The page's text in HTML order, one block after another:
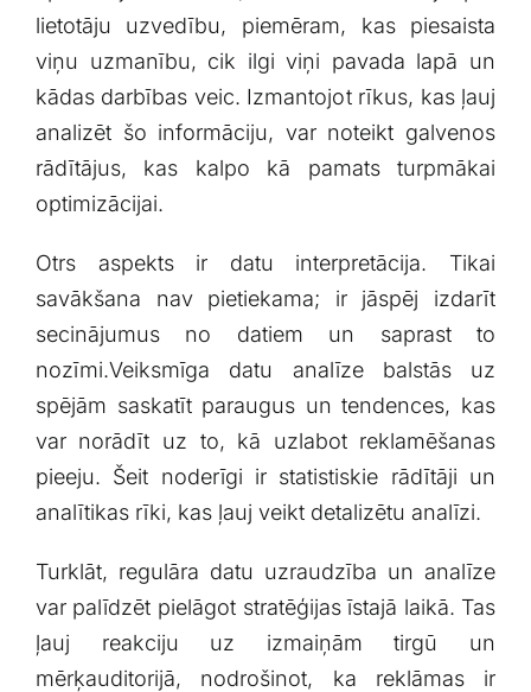
lietotāju uzvedību, ⁣piemēram, kas piesaista
viņu uzmanību, ‍cik ilgi viņi pavada lapā ‌un
kādas darbības veic.​ Izmantojot ​rīkus, kas ļauj
analizēt‍ šo informāciju, var noteikt‍ galvenos
rādītājus, kas‌ kalpo kā pamats turpmākai
optimizācijai.
Otrs‍ aspekts ir ⁣datu interpretācija. ⁣Tikai
savākšana ​nav pietiekama; ir jāspēj izdarīt‌
secinājumus ⁤no ⁤datiem un⁤ saprast to
‌nozīmi.Veiksmīga​ datu analīze balstās uz⁣
spējām ‌saskatīt paraugus un tendences, kas
var norādīt uz to, kā uzlabot reklamēšanas
⁤pieeju. Šeit noderīgi ir statistiskie rādītāji ⁢un⁣
analītikas⁣ rīki, kas ļauj⁤ veikt⁤ detalizētu analīzi.
Turklāt, ‍regulāra datu uzraudzība un ⁣analīze‌
var palīdzēt pielāgot stratēģijas īstajā‍ laikā. Tas
ļauj ⁢reakciju uz izmaiņām tirgū un⁢
mērķauditorijā, nodrošinot, ka ⁢reklāmas ​ir